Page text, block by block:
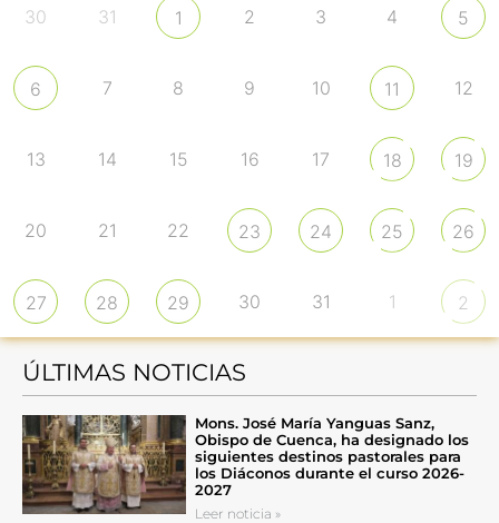
30 31 1 2 3 4 5
6 7 8 9 10 11 12
13 14 15 16 17 18 19
20 21 22 23 24 25 26
27 28 29 30 31 1 2
ÚLTIMAS NOTICIAS
Mons. José María Yanguas Sanz,
Obispo de Cuenca, ha designado los
siguientes destinos pastorales para
los Diáconos durante el curso 2026-
2027
Leer noticia »